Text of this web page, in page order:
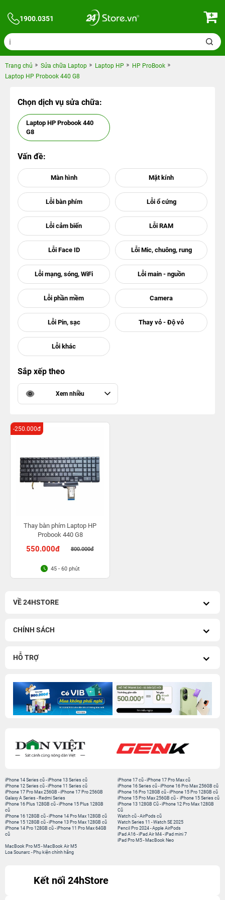
1900.0351
Trang chủ Sửa chữa Laptop Laptop HP
HP ProBook
Laptop HP Probook 440 G8
Chọn dịch vụ sửa chữa:
Laptop HP Probook 440
G8
Vấn đề:
Sắp xếp theo
Xem nhiều
Thay bàn phím Laptop HP
Probook 440 G8
550.000đ 800.000đ
-250.000đ
45 - 60 phút
VỀ 24HSTORE
CHÍNH SÁCH
HỖ TRỢ
iPhone 14 Series cũ -iPhone 13 Series cũ
iPhone 12 Series cũ -iPhone 11 Series cũ
iPhone 17 Pro Max 256GB -iPhone 17 Pro 256GB
Galaxy A Series - Redmi Series
iPhone 17 cũ -iPhone 17 Pro Max cũ
iPhone 16 Series cũ - iPhone 16 Pro Max 256GB cũ
iPhone 16 Pro 128GB cũ -iPhone 15 Pro 128GB cũ
iPhone 15 Pro Max 256GB cũ - iPhone 15 Series cũ
iPhone 16 Plus 128GB cũ -iPhone 15 Plus 128GB
cũ
iPhone 16 128GB cũ -iPhone 14 Pro Max 128GB cũ
iPhone 15 128GB cũ -iPhone 13 Pro Max 128GB cũ
iPhone 14 Pro 128GB cũ -iPhone 11 Pro Max 64GB
cũ
iPhone 13 128GB Cũ -iPhone 12 Pro Max 128GB
Cũ
Watch cũ -AirPods cũ
Watch Series 11 -Watch SE 2025
Pencil Pro 2024 -Apple AirPods
iPad A16 -iPad Air M4 -iPad mini 7
iPad Pro M5 - MacBook Neo
MacBook Pro M5 - MacBook Air M5
Loa Sounarc - Phụ kiện chính hãng
Kết nối 24hStore